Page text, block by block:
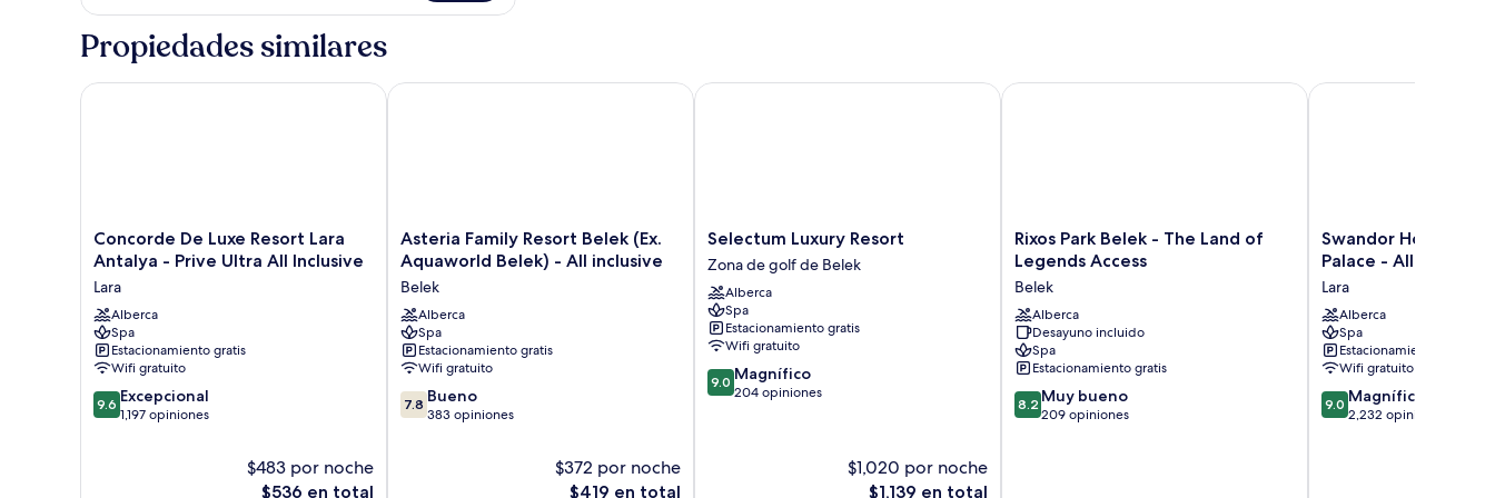
Propiedades similares
Concorde
De
Resort
Lara
Antalya
-
Prive
Ultra
All
Concorde De Luxe Resort Lara
Antalya - Prive Ultra All Inclusive
Lara
Alberca
Spa
Estacionamiento gratis
Wifi gratuito
9.6
de
9.6 Excepcional
1,197 opiniones
$483 por noche
El
$536 en total
Concorde De Luxe Resort Lara Antalya - Prive Ultra All Inclusive
Asteria
Family
Resort
Belek
(Ex.
Aquaworld
Belek)
-
All
inclusive
Asteria Family Resort Belek (Ex.
Aquaworld Belek) - All inclusive
Belek
Alberca
Spa
Estacionamiento gratis
Wifi gratuito
7.8
de
7.8 Bueno
383 opiniones
$372 por noche
El
$419 en total
Asteria Family Resort Belek (Ex. Aquaworld Belek) - All inclusive
Selectum
Luxury
Resort
Zona
de
golf
de
Belek
Selectum Luxury Resort
Zona de golf de Belek
Alberca
Spa
Estacionamiento gratis
Wifi gratuito
9.0
de
9.0 Magnífico
204 opiniones
$1,020 por noche
El
$1,139 en total
Selectum Luxury Resort
Rixos
Park
Belek
-
The
Land
of
Legends
Access
Belek
Rixos Park Belek - The Land of
Legends Access
Belek
Alberca
Desayuno incluido
Spa
Estacionamiento gratis
8.2
de
8.2 Muy bueno
209 opiniones
Rixos Park Belek - The Land of Legends Access
Swandor
Hotels
Resort
Topkapi
Palace
-
All
Inclusive
Lara
Swandor Hotels &
Palace - All Inclusive
Lara
Alberca
Spa
Estacionamiento gratis
Wifi gratuito
9.0
de
9.0 Magnífico
2,232 opiniones
Swandor Hotels &